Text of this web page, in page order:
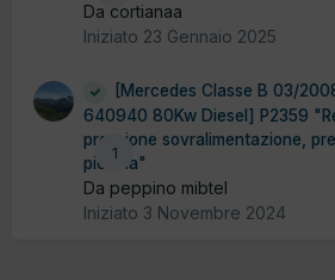
Da cortianaa
Iniziato 23 Gennaio 2025
1
[Mercedes Classe B 03/
640940 80Kw Diesel] P2359
pressione sovralimentazione,
piccola"
Da peppino mibtel
Iniziato 3 Novembre 2024